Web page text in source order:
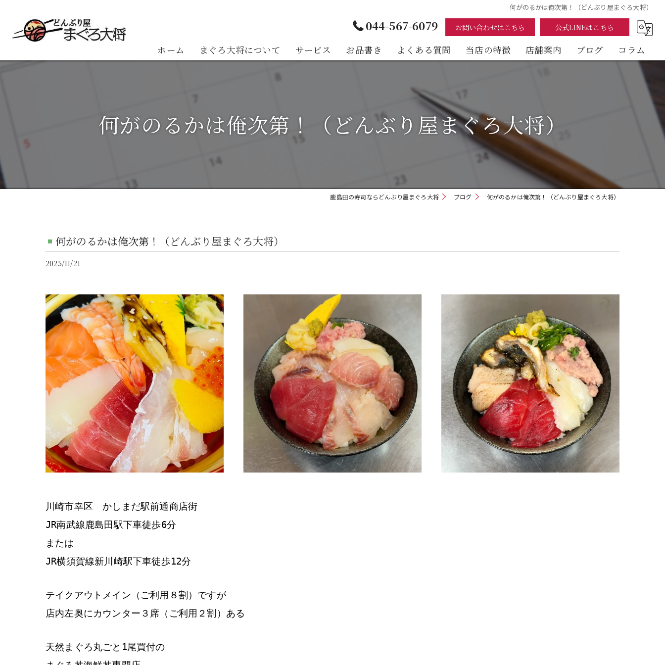
何がのるかは俺次第！（どんぶり屋まぐろ大将）
044-567-6079 お問い合わせはこちら 公式LINEはこちら
ホーム まぐろ大将について サービス お品書き よくある質問 当店の特徴
海鮮丼
テイクアウト
デリバリー
店舗案内 ブログ コラム
何がのるかは俺次第！（どんぶり屋まぐろ大将）
鹿島田の寿司ならどんぶり屋まぐろ大将 ブログ 何がのるかは俺次第！（どんぶり屋まぐろ大将）
何がのるかは俺次第！（どんぶり屋まぐろ大将）
2025/11/21
川崎市幸区 かしまだ駅前通商店街
JR南武線鹿島田駅下車徒歩6分
または
JR横須賀線新川崎駅下車徒歩12分
テイクアウトメイン（ご利用８割）ですが
店内左奥にカウンター３席（ご利用２割）ある
天然まぐろ丸ごと1尾買付の